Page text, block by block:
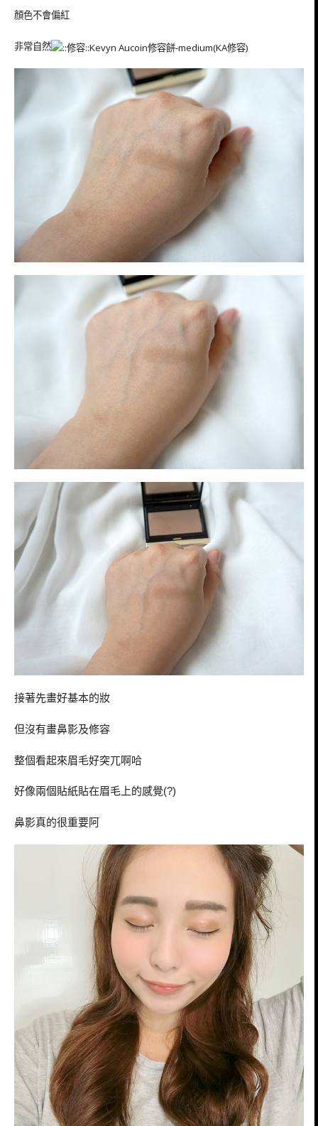
顏色不會偏紅
非常自然
接著先畫好基本的妝
但沒有畫鼻影及修容
整個看起來眉毛好突兀啊哈
好像兩個貼紙貼在眉毛上的感覺(?)
鼻影真的很重要阿